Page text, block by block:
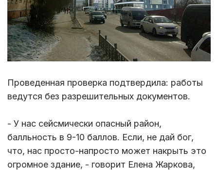
Проведенная проверка подтвердила: работы
ведутся без разрешительных документов.
- У нас сейсмически опасный район,
балльность в 9-10 баллов. Если, не дай бог,
что, нас просто-напросто может накрыть это
огромное здание, - говорит Елена Жаркова,